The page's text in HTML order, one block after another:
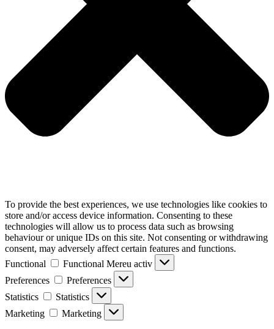
To provide the best experiences, we use technologies like cookies to
store and/or access device information. Consenting to these
technologies will allow us to process data such as browsing
behaviour or unique IDs on this site. Not consenting or withdrawing
consent, may adversely affect certain features and functions.
Functional
Functional Mereu activ
Preferences
Preferences
Statistics
Statistics
Marketing
Marketing